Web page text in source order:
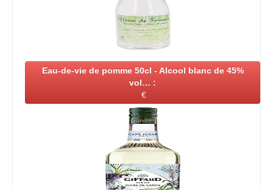
Eau-de-vie de pomme 50cl - Alcool blanc de 45%
vol… :
€